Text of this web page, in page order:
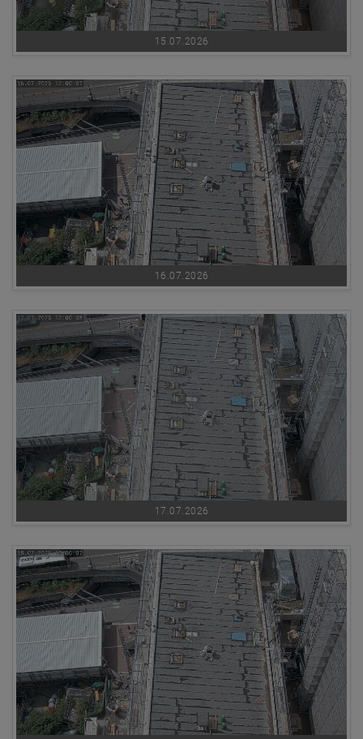
15.07.2026
16.07.2026
17.07.2026